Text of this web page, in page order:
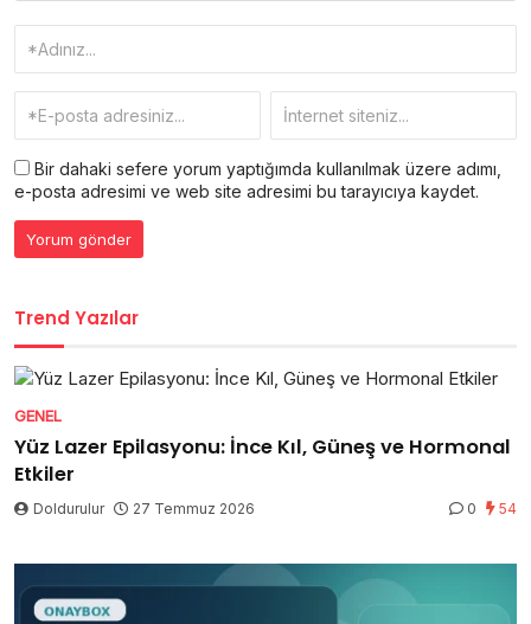
Bir dahaki sefere yorum yaptığımda kullanılmak üzere adımı,
e-posta adresimi ve web site adresimi bu tarayıcıya kaydet.
Trend Yazılar
GENEL
Yüz Lazer Epilasyonu: İnce Kıl, Güneş ve Hormonal
Etkiler
Doldurulur 27 Temmuz 2026 0 54